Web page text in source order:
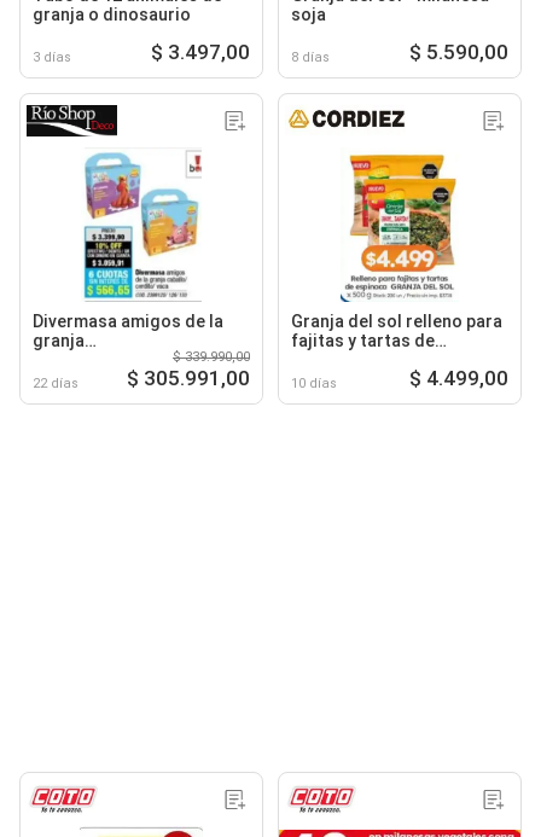
granja o dinosaurio
3 días $ 3.497,00
soja
8 días $ 5.590,00
Divermasa amigos de la
granja
caballo/cerdito/vaca
22 días
$ 339.990,00
$ 305.991,00
Granja del sol relleno para
fajitas y tartas de
10 días $ 4.499,00